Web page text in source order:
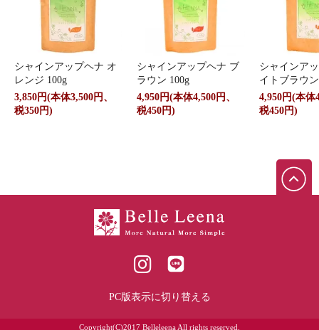
シャインアップヘナ オ
レンジ 100g
3,850円(本体3,500円、
税350円)
シャインアップヘナ ブ
ラウン 100g
4,950円(本体4,500円、
税450円)
シャインア
イトブラウ
4,950円(本体
税450円)
PC版表示に切り替える
Copyright(C)2017 Belleleena All rights reserved.